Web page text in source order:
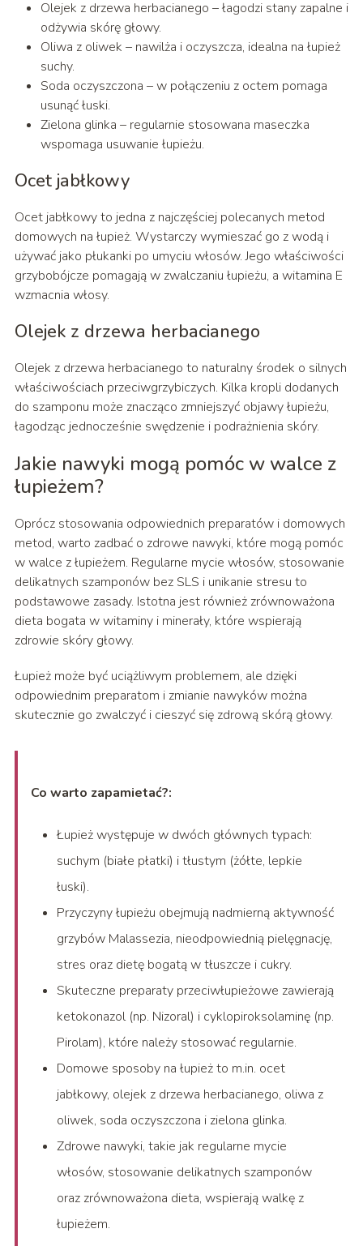
Olejek z drzewa herbacianego – łagodzi stany zapalne i
odżywia skórę głowy.
Oliwa z oliwek – nawilża i oczyszcza, idealna na łupież
suchy.
Soda oczyszczona – w połączeniu z octem pomaga
usunąć łuski.
Zielona glinka – regularnie stosowana maseczka
wspomaga usuwanie łupieżu.
Ocet jabłkowy
Ocet jabłkowy to jedna z najczęściej polecanych metod
domowych na łupież. Wystarczy wymieszać go z wodą i
używać jako płukanki po umyciu włosów. Jego właściwości
grzybobójcze pomagają w zwalczaniu łupieżu, a witamina E
wzmacnia włosy.
Olejek z drzewa herbacianego
Olejek z drzewa herbacianego to naturalny środek o silnych
właściwościach przeciwgrzybiczych. Kilka kropli dodanych
do szamponu może znacząco zmniejszyć objawy łupieżu,
łagodząc jednocześnie swędzenie i podrażnienia skóry.
Jakie nawyki mogą pomóc w walce z
łupieżem?
Oprócz stosowania odpowiednich preparatów i domowych
metod, warto zadbać o zdrowe nawyki, które mogą pomóc
w walce z łupieżem. Regularne mycie włosów, stosowanie
delikatnych szamponów bez SLS i unikanie stresu to
podstawowe zasady. Istotna jest również zrównoważona
dieta bogata w witaminy i minerały, które wspierają
zdrowie skóry głowy.
Łupież może być uciążliwym problemem, ale dzięki
odpowiednim preparatom i zmianie nawyków można
skutecznie go zwalczyć i cieszyć się zdrową skórą głowy.
Co warto zapamietać?:
Łupież występuje w dwóch głównych typach:
suchym (białe płatki) i tłustym (żółte, lepkie
łuski).
Przyczyny łupieżu obejmują nadmierną aktywność
grzybów Malassezia, nieodpowiednią pielęgnację,
stres oraz dietę bogatą w tłuszcze i cukry.
Skuteczne preparaty przeciwłupieżowe zawierają
ketokonazol (np. Nizoral) i cyklopiroksolaminę (np.
Pirolam), które należy stosować regularnie.
Domowe sposoby na łupież to m.in. ocet
jabłkowy, olejek z drzewa herbacianego, oliwa z
oliwek, soda oczyszczona i zielona glinka.
Zdrowe nawyki, takie jak regularne mycie
włosów, stosowanie delikatnych szamponów
oraz zrównoważona dieta, wspierają walkę z
łupieżem.